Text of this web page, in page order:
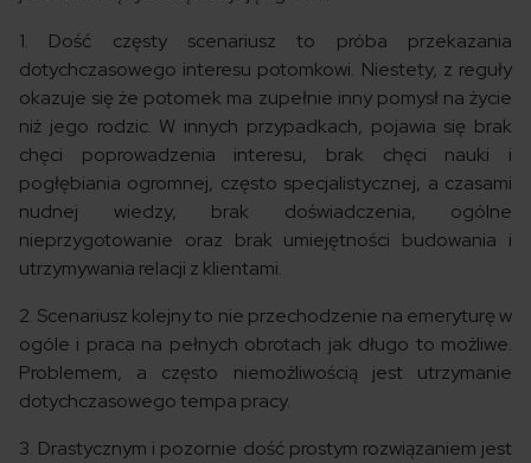
1. Dość częsty scenariusz to próba przekazania
dotychczasowego interesu potomkowi. Niestety, z reguły
okazuje się że potomek ma zupełnie inny pomysł na życie
niż jego rodzic. W innych przypadkach, pojawia się brak
chęci poprowadzenia interesu, brak chęci nauki i
pogłębiania ogromnej, często specjalistycznej, a czasami
nudnej wiedzy, brak doświadczenia, ogólne
nieprzygotowanie oraz brak umiejętności budowania i
utrzymywania relacji z klientami.
2. Scenariusz kolejny to nie przechodzenie na emeryturę w
ogóle i praca na pełnych obrotach jak długo to możliwe.
Problemem, a często niemożliwością jest utrzymanie
dotychczasowego tempa pracy.
3. Drastycznym i pozornie dość prostym rozwiązaniem jest